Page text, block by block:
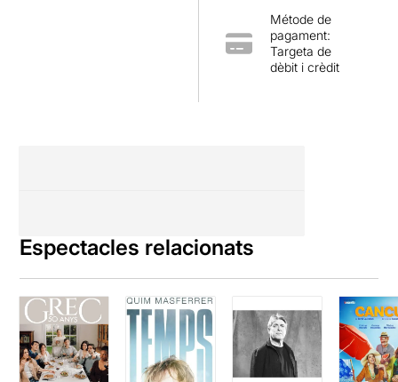
Métode de
pagament:
Targeta de
dèbit i crèdit
Espectacles relacionats